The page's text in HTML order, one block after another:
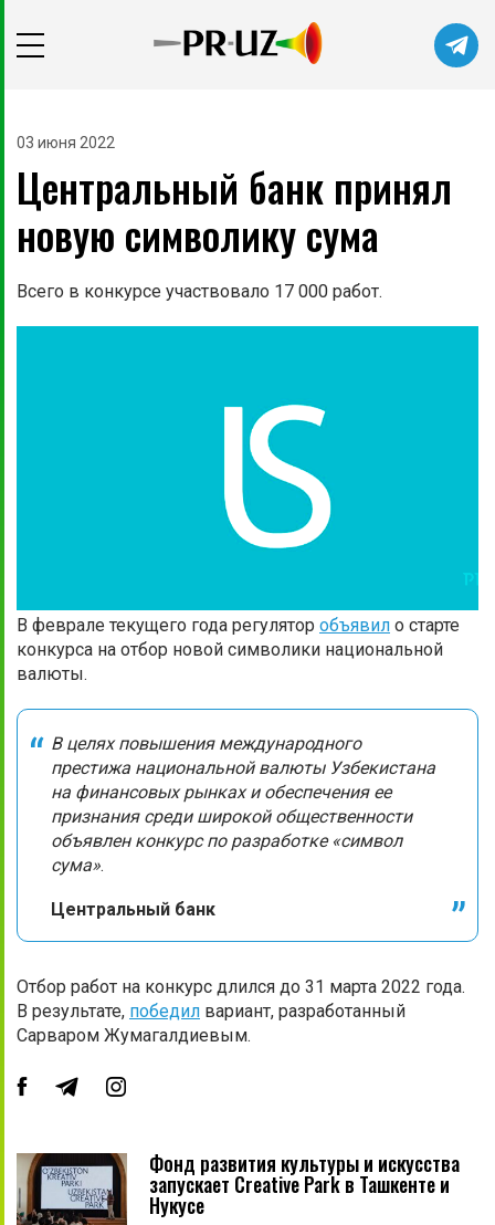
03 июня 2022
Центральный банк принял
новую символику сума
Всего в конкурсе участвовало 17 000 работ.
В феврале текущего года регулятор объявил о старте
конкурса на отбор новой символики национальной
валюты.
В целях повышения международного
престижа национальной валюты Узбекистана
на финансовых рынках и обеспечения ее
признания среди широкой общественности
объявлен конкурс по разработке «символ
сума».
Центральный банк
Отбор работ на конкурс длился до 31 марта 2022 года.
В результате, победил вариант, разработанный
Сарваром Жумагалдиевым.
Фонд развития культуры и искусства
запускает Creative Park в Ташкенте и
Нукусе